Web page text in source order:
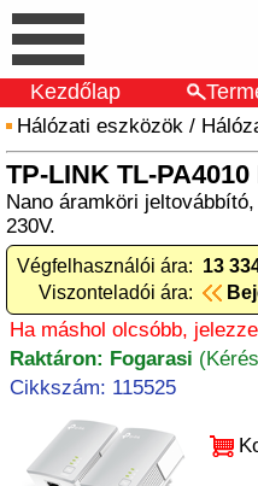
Kezdőlap
Hálózati eszközök /
TP-LINK TL-PA4010
Nano áramköri
230V.
Végfelhasználói ára: 13
Viszonteladói ára:
Ha máshol olcsóbb,
Raktáron: Fogarasi
Cikkszám: 115525